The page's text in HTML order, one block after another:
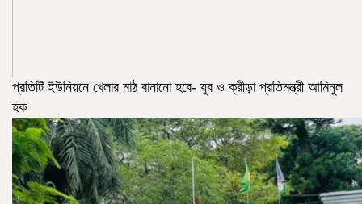
প্রতিটি ইউনিয়নে খেলার মাঠ বানানো হবে- যুব ও ক্রীড়া প্রতিমন্ত্রী আমিনুল
হক